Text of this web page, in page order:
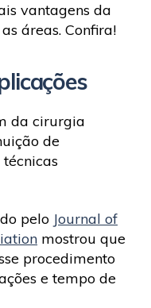
vantagens da
áreas. Confira!
da cirurgia
de
pelo Journal of
mostrou que
procedimento
e tempo de